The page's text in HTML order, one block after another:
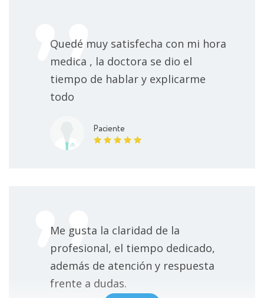
Quedé muy satisfecha con mi hora
medica , la doctora se dio el
tiempo de hablar y explicarme
todo
Paciente
Me gusta la claridad de la
profesional, el tiempo dedicado,
además de atención y respuesta
frente a dudas.